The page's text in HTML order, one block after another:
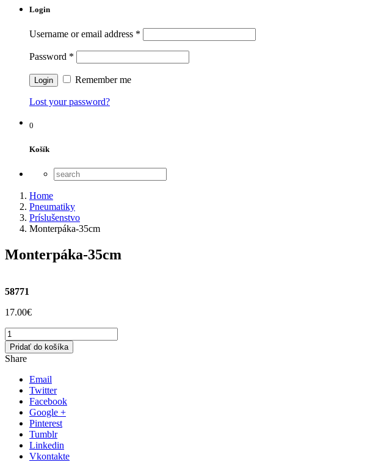
Login
Username or email address *
Password *
Remember me
Lost your password?
0
Košík
Home
Pneumatiky
Príslušenstvo
Monterpáka-35cm
Monterpáka-35cm
58771
17.00€
množstvo
Monterpáka-
35cm
Pridať do košíka
Share
Email
Twitter
Facebook
Google +
Pinterest
Tumblr
Linkedin
Vkontakte